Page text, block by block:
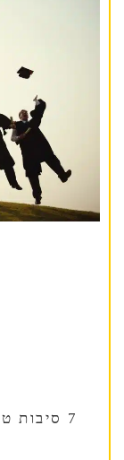
7 סיבות טובות לעשות דוקטורט בפורטוגל